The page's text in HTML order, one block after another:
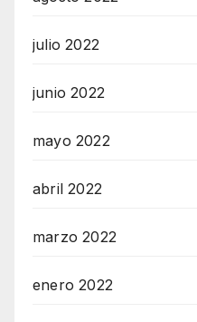
julio 2022
junio 2022
mayo 2022
abril 2022
marzo 2022
enero 2022